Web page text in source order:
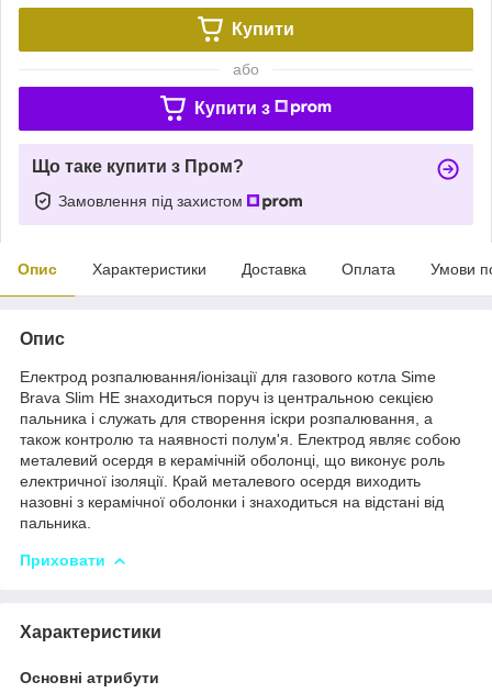
Купити
або
Купити з
Що таке купити з Пром?
Замовлення під захистом
Опис Характеристики Доставка Оплата Умови
Опис
Електрод розпалювання/іонізації для газового котла Sime
Brava Slim HE знаходиться поруч із центральною секцією
пальника і служать для створення іскри розпалювання, а
також контролю та наявності полум'я. Електрод являє собою
металевий осердя в керамічній оболонці, що виконує роль
електричної ізоляції. Край металевого осердя виходить
назовні з керамічної оболонки і знаходиться на відстані від
пальника.
Приховати
Характеристики
Основні атрибути